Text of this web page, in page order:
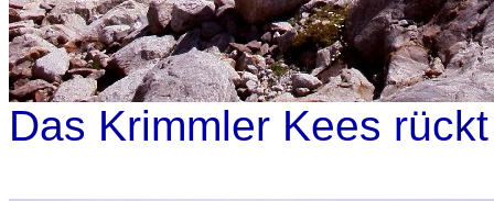
Das Krimmler Kees